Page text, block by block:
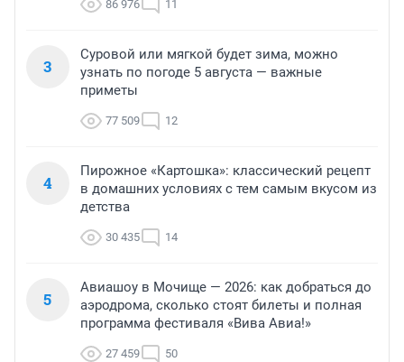
86 976 11
3
Суровой или мягкой будет зима, можно
узнать по погоде 5 августа — важные
приметы
77 509 12
4
Пирожное «Картошка»: классический рецепт
в домашних условиях с тем самым вкусом из
детства
30 435 14
5
Авиашоу в Мочище — 2026: как добраться до
аэродрома, сколько стоят билеты и полная
программа фестиваля «Вива Авиа!»
27 459 50